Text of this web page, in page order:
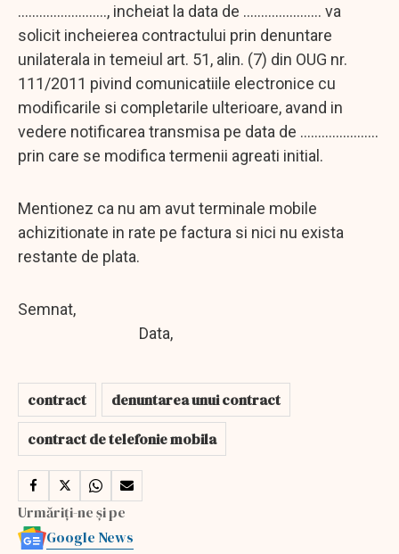
........................., incheiat la data de ...................... va
solicit incheierea contractului prin denuntare
unilaterala in temeiul art. 51, alin. (7) din OUG nr.
111/2011 pivind comunicatiile electronice cu
modificarile si completarile ulterioare, avand in
vedere notificarea transmisa pe data de ......................
prin care se modifica termenii agreati initial.
Mentionez ca nu am avut terminale mobile
achizitionate in rate pe factura si nici nu exista
restante de plata.
Semnat,
Data,
contract
denuntarea unui contract
contract de telefonie mobila
Urmăriți-ne și pe
Google News